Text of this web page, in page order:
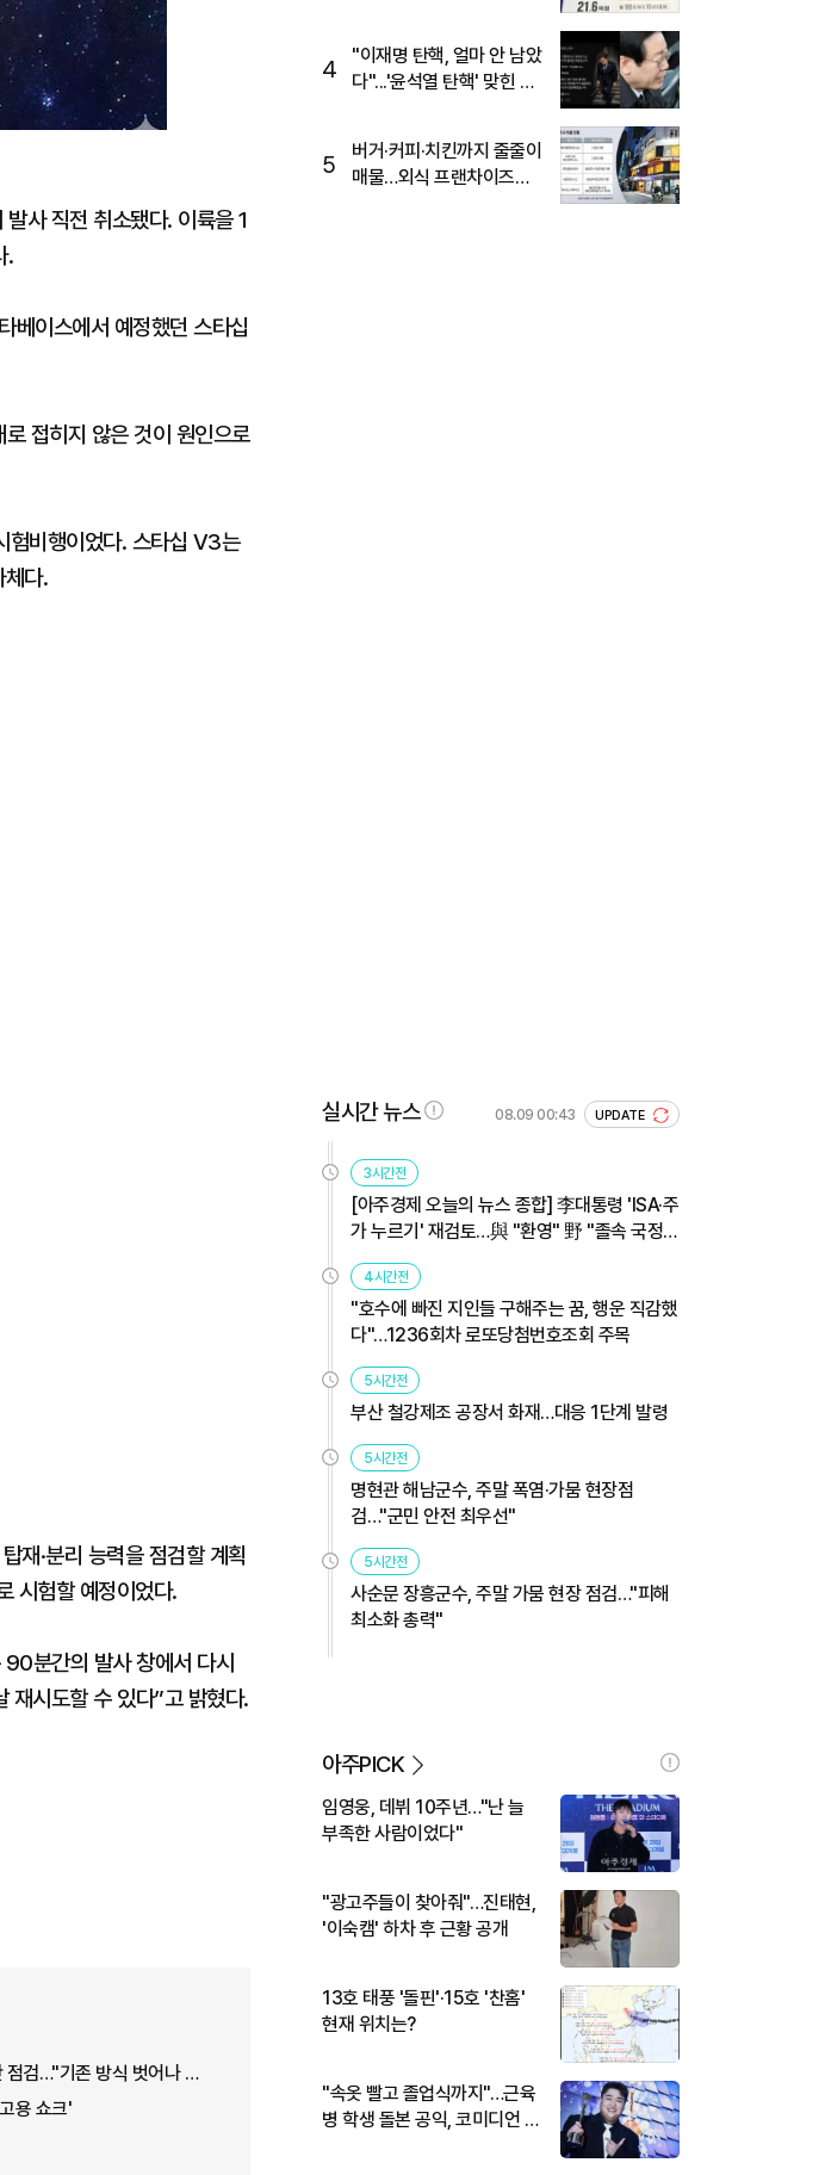
사 직전 취소됐다. 이륙을 1
.
베이스에서 예정했던 스타십
접히지 않은 것이 원인으로
험비행이었다. 스타십 V3는
체다.
재·분리 능력을 점검할 계획
시험할 예정이었다.
분간의 발사 창에서 다시
재시도할 수 있다”고 밝혔다.
[아주경제 오늘의 뉴스 종합] 이 대통령, 부동산 대책 6시간 점검…"기존 방식 벗어나 과감히 실행" 外
용 쇼크'
4
"이재명 탄핵, 얼마 안 남았
다"...'윤석열 탄핵' 맞힌 무
5
버거·커피·치킨까지 줄줄이
매물…외식 프랜차이즈
실시간 뉴스 08.09 00:43 UPDATE
3시간전
[아주경제 오늘의 뉴스 종합] 李대통령 'ISA·주
가 누르기' 재검토…與 "환영" 野 "졸속 국정"
外
4시간전
"호수에 빠진 지인들 구해주는 꿈, 행운 직감했
다"…1236회차 로또당첨번호조회 주목
5시간전
부산 철강제조 공장서 화재…대응 1단계 발령
5시간전
명현관 해남군수, 주말 폭염·가뭄 현장점
검…"군민 안전 최우선"
5시간전
사순문 장흥군수, 주말 가뭄 현장 점검…"피해
최소화 총력"
아주PICK
임영웅, 데뷔 10주년…"난 늘
부족한 사람이었다"
"광고주들이 찾아줘"…진태현,
'이숙캠' 하차 후 근황 공개
13호 태풍 '돌핀'·15호 '찬홈'
현재 위치는?
"속옷 빨고 졸업식까지"…근육
병 학생 돌본 공익, 코미디언 김